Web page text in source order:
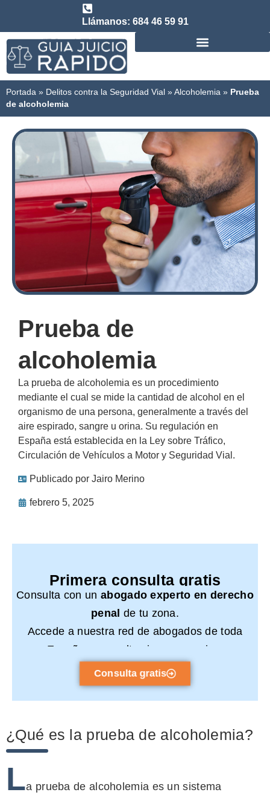
Llámanos: 684 46 59 91
Portada » Delitos contra la Seguridad Vial » Alcoholemia » Prueba
de alcoholemia
Prueba de
alcoholemia
La prueba de alcoholemia es un procedimiento
mediante el cual se mide la cantidad de alcohol en el
organismo de una persona, generalmente a través del
aire espirado, sangre u orina. Su regulación en
España está establecida en la Ley sobre Tráfico,
Circulación de Vehículos a Motor y Seguridad Vial.
Publicado por Jairo Merino
febrero 5, 2025
Primera consulta gratis
Consulta con un abogado experto en derecho
penal de tu zona.
Accede a nuestra red de abogados de toda
España y consulta sin compromiso.
Consulta gratis
¿Qué es la prueba de alcoholemia?
La prueba de alcoholemia es un sistema